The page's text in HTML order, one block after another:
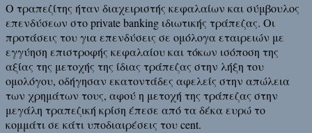
Ο τραπεζίτης ήταν διαχειριστής κεφαλαίων και σύμβουλος
επενδύσεων στο private banking ιδιωτικής τράπεζας. Οι
προτάσεις του για επενδύσεις σε ομόλογα εταιρειών με
εγγύηση επιστροφής κεφαλαίου και τόκων ισόποση της
αξίας της μετοχής της ίδιας τράπεζας στην λήξη του
ομολόγου, οδήγησαν εκατοντάδες αφελείς στην απώλεια
των χρημάτων τους, αφού η μετοχή της τράπεζας στην
μεγάλη τραπεζική κρίση έπεσε από τα δέκα ευρώ το
κομμάτι σε κάτι υποδιαιρέσεις του cent.